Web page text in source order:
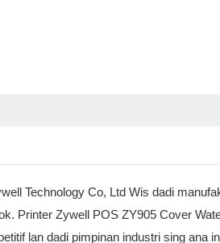
Technology Co, Ltd Wis dadi
Printer Zywell POS ZY905 Cover
lan dadi pimpinan industri sing ana